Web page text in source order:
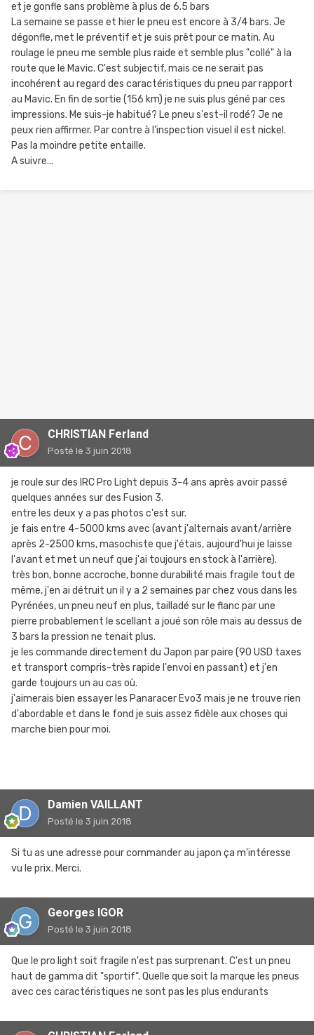
et je gonfle sans problème à plus de 6.5 bars
La semaine se passe et hier le pneu est encore à 3/4 bars. Je
dégonfle, met le préventif et je suis prêt pour ce matin. Au
roulage le pneu me semble plus raide et semble plus "collé" à la
route que le Mavic. C'est subjectif, mais ce ne serait pas
incohérent au regard des caractéristiques du pneu par rapport
au Mavic. En fin de sortie (156 km) je ne suis plus géné par ces
impressions. Me suis-je habitué? Le pneu s'est-il rodé? Je ne
peux rien affirmer. Par contre à l'inspection visuel il est nickel.
Pas la moindre petite entaille.
A suivre...
CHRISTIAN Ferland
Posté le 3 juin 2018
je roule sur des IRC Pro Light depuis 3-4 ans après avoir passé
quelques années sur des Fusion 3.
entre les deux y a pas photos c'est sur.
je fais entre 4-5000 kms avec (avant j'alternais avant/arrière
après 2-2500 kms, masochiste que j'étais, aujourd'hui je laisse
l'avant et met un neuf que j'ai toujours en stock à l'arrière).
très bon, bonne accroche, bonne durabilité mais fragile tout de
même, j'en ai détruit un il y a 2 semaines par chez vous dans les
Pyrénées, un pneu neuf en plus, tailladé sur le flanc par une
pierre probablement le scellant a joué son rôle mais au dessus de
3 bars la pression ne tenait plus.
je les commande directement du Japon par paire (90 USD taxes
et transport compris-très rapide l'envoi en passant) et j'en
garde toujours un au cas où.
j'aimerais bien essayer les Panaracer Evo3 mais je ne trouve rien
d'abordable et dans le fond je suis assez fidèle aux choses qui
marche bien pour moi.
Damien VAILLANT
Posté le 3 juin 2018
Si tu as une adresse pour commander au japon ça m'intéresse
vu le prix. Merci.
Georges IGOR
Posté le 3 juin 2018
Que le pro light soit fragile n'est pas surprenant. C'est un pneu
haut de gamma dit "sportif". Quelle que soit la marque les pneus
avec ces caractéristiques ne sont pas les plus endurants